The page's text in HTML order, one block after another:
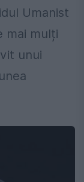
Umanist
mai mulți
unui